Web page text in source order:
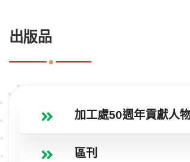
出版品
加工處50週年貢獻人
區刊